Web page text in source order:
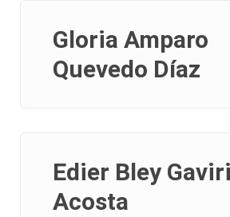
Gloria Amparo
Quevedo Díaz
Edier Bley
Acosta